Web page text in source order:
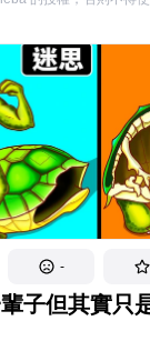
-
子但其實只